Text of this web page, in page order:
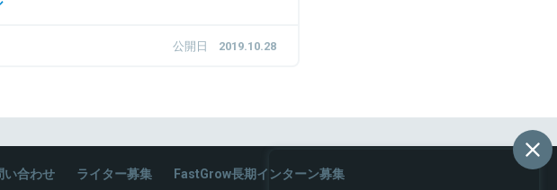
クに入社。2015年に一度、外資系メーカーへ転職
ンズ社にてコンテンツマーケティングを担当。
公開日 2019.10.28
い合わせ ライター募集 FastGrow長期インターン募集